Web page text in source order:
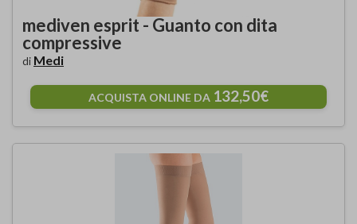
mediven esprit - Guanto con dita
compressive
di Medi
ACQUISTA ONLINE DA 132,50€